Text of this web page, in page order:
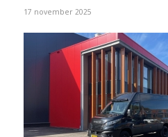
17 november 2025